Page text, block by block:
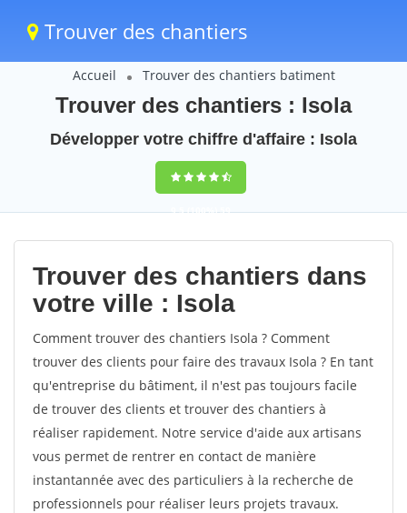
Trouver des chantiers
Accueil Trouver des chantiers batiment
Trouver des chantiers : Isola
Développer votre chiffre d'affaire : Isola
9,5(100%)59
votes
Trouver des chantiers dans
votre ville : Isola
Comment trouver des chantiers Isola ? Comment
trouver des clients pour faire des travaux Isola ? En tant
qu'entreprise du bâtiment, il n'est pas toujours facile
de trouver des clients et trouver des chantiers à
réaliser rapidement. Notre service d'aide aux artisans
vous permet de rentrer en contact de manière
instantannée avec des particuliers à la recherche de
professionnels pour réaliser leurs projets travaux.